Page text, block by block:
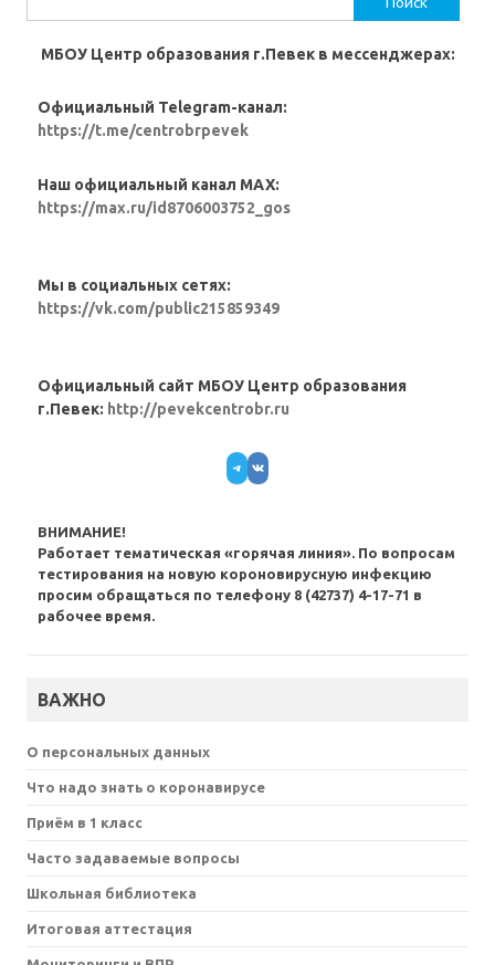
МБОУ Центр образования г.Певек в мессенджерах:
Официальный Telegram-канал:
https://t.me/centrobrpevek
Наш официальный канал MAX:
https://max.ru/id8706003752_gos
Мы в социальных сетях:
https://vk.com/public215859349
Официальный сайт МБОУ Центр образования
г.Певек: http://pevekcentrobr.ru
Telegram
VK
ВНИМАНИЕ!
Работает тематическая «горячая линия». По вопросам
тестирования на новую короновирусную инфекцию
просим обращаться по телефону 8 (42737) 4-17-71 в
рабочее время.
ВАЖНО
О персональных данных
Что надо знать о коронавирусе
Приём в 1 класс
Часто задаваемые вопросы
Школьная библиотека
Итоговая аттестация